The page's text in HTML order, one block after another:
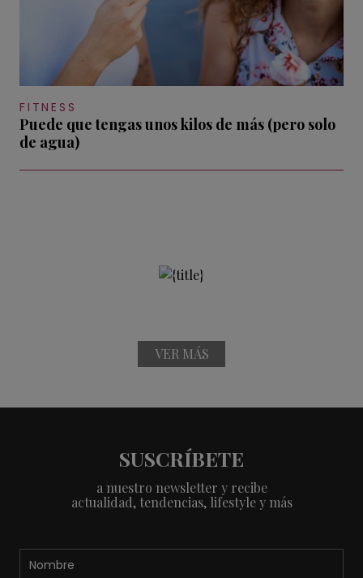
FITNESS
Puede que tengas unos kilos de más (pero solo
de agua)
VER MÁS
SUSCRÍBETE
a nuestro newsletter y recibe
actualidad, tendencias, lifestyle y más